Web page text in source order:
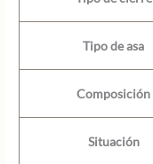
Tipo de asa
Composición
Situación